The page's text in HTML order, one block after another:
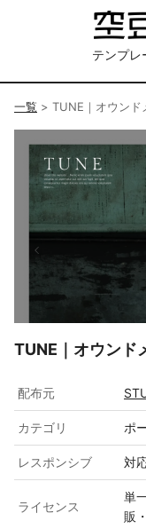
テンプレ
一覧 > TUNE｜オウンド
TUNE｜オウンド
配布元
カテゴリ ポ
レスポンシブ 対
ライセンス
単
販